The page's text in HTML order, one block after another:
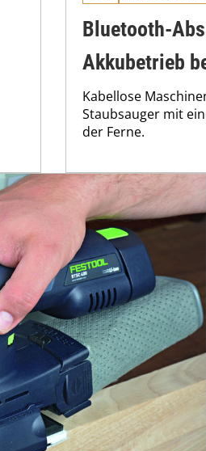
Bluetooth-
Akkubetrieb
Kabellose
Staubsauger mit
der Ferne.